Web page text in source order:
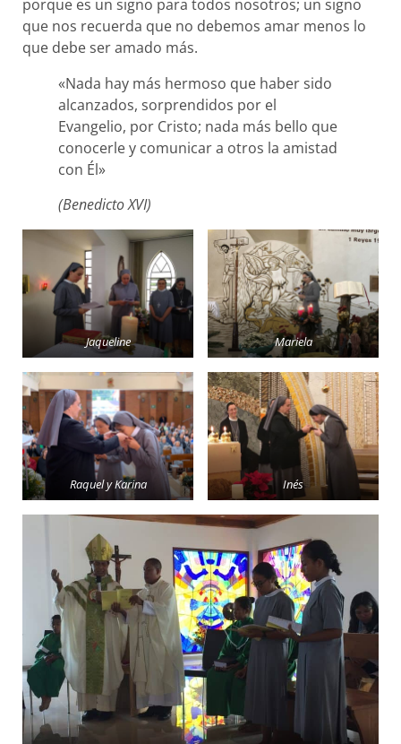
porque es un signo para todos nosotros; un signo
que nos recuerda que no debemos amar menos lo
que debe ser amado más.
«Nada hay más hermoso que haber sido
alcanzados, sorprendidos por el
Evangelio, por Cristo; nada más bello que
conocerle y comunicar a otros la amistad
con Él»
(Benedicto XVI)
Jaqueline Mariela
Raquel y Karina Inés